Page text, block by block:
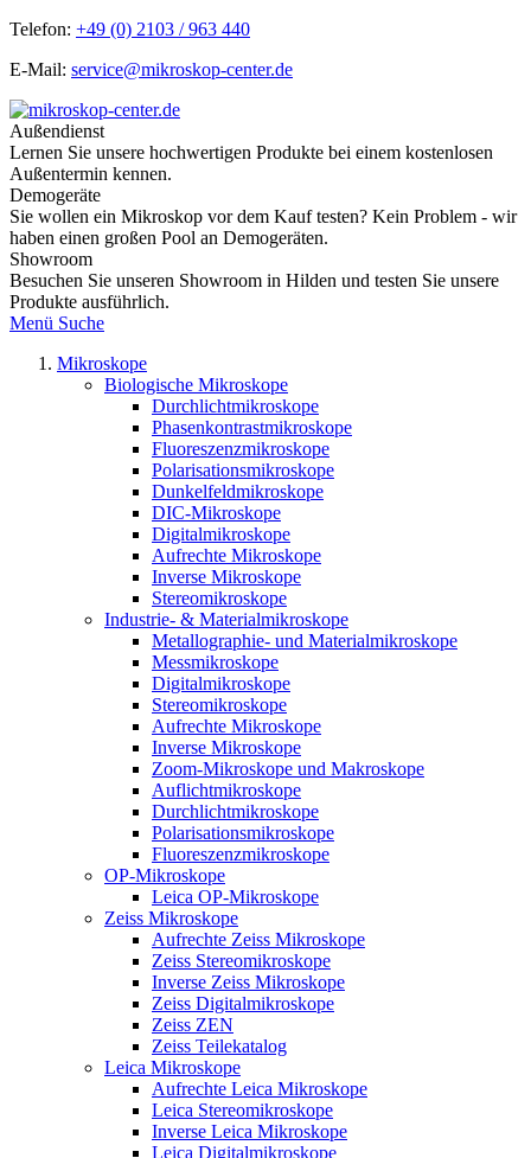
Telefon: +49 (0) 2103 / 963 440
E-Mail: service@mikroskop-center.de
Außendienst
Lernen Sie unsere hochwertigen Produkte bei einem kostenlosen
Außentermin kennen.
Demogeräte
Sie wollen ein Mikroskop vor dem Kauf testen? Kein Problem - wir
haben einen großen Pool an Demogeräten.
Showroom
Besuchen Sie unseren Showroom in Hilden und testen Sie unsere
Produkte ausführlich.
Menü Suche
Mikroskope
Biologische Mikroskope
Durchlichtmikroskope
Phasenkontrastmikroskope
Fluoreszenzmikroskope
Polarisationsmikroskope
Dunkelfeldmikroskope
DIC-Mikroskope
Digitalmikroskope
Aufrechte Mikroskope
Inverse Mikroskope
Stereomikroskope
Industrie- & Materialmikroskope
Metallographie- und Materialmikroskope
Messmikroskope
Digitalmikroskope
Stereomikroskope
Aufrechte Mikroskope
Inverse Mikroskope
Zoom-Mikroskope und Makroskope
Auflichtmikroskope
Durchlichtmikroskope
Polarisationsmikroskope
Fluoreszenzmikroskope
OP-Mikroskope
Leica OP-Mikroskope
Zeiss Mikroskope
Aufrechte Zeiss Mikroskope
Zeiss Stereomikroskope
Inverse Zeiss Mikroskope
Zeiss Digitalmikroskope
Zeiss ZEN
Zeiss Teilekatalog
Leica Mikroskope
Aufrechte Leica Mikroskope
Leica Stereomikroskope
Inverse Leica Mikroskope
Leica Digitalmikroskope